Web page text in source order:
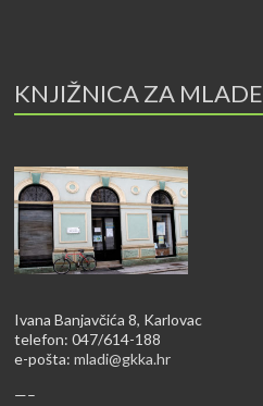
KNJIŽNICA ZA MLADE
Ivana Banjavčića 8, Karlovac
telefon: 047/614-188
e-pošta:mladi@gkka.hr
—–